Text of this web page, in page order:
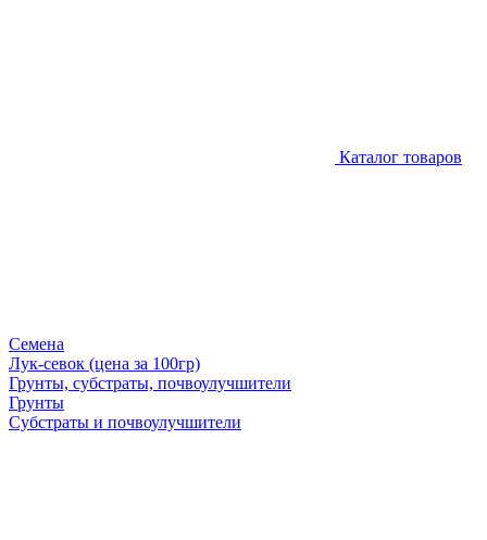
Каталог товаров
Семена
Лук-севок (цена за 100гр)
Грунты, субстраты, почвоулучшители
Грунты
Субстраты и почвоулучшители